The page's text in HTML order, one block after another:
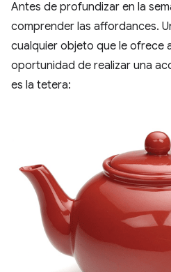
Antes de profundizar en la
comprender las affordances.
cualquier objeto que le ofrece
oportunidad de realizar una
es la tetera: